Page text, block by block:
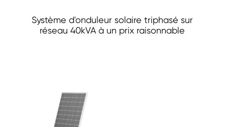
Système d'onduleur solaire triphasé sur
réseau 40kVA à un prix raisonnable